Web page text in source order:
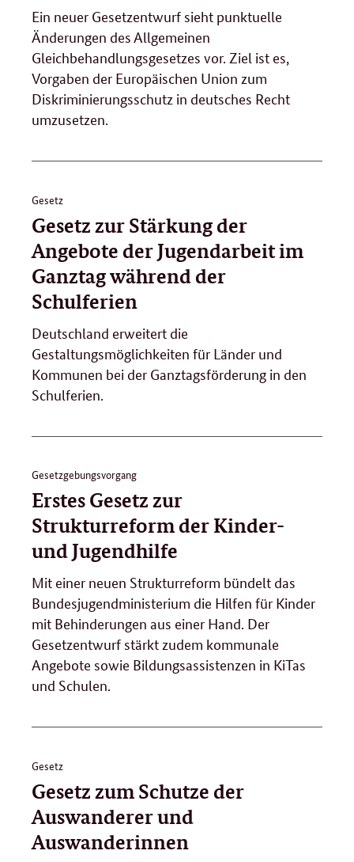
Ein neuer Gesetzentwurf sieht punktuelle
Änderungen des Allgemeinen
Gleichbehandlungsgesetzes vor. Ziel ist es,
Vorgaben der Europäischen Union zum
Diskriminierungsschutz in deutsches Recht
umzusetzen.
Gesetz
Gesetz zur Stärkung der
Angebote der Jugendarbeit im
Ganztag während der
Schulferien
Deutschland erweitert die
Gestaltungsmöglichkeiten für Länder und
Kommunen bei der Ganztagsförderung in den
Schulferien.
Gesetzgebungsvorgang
Erstes Gesetz zur
Strukturreform der Kinder-
und Jugendhilfe
Mit einer neuen Strukturreform bündelt das
Bundesjugendministerium die Hilfen für Kinder
mit Behinderungen aus einer Hand. Der
Gesetzentwurf stärkt zudem kommunale
Angebote sowie Bildungsassistenzen in KiTas
und Schulen.
Gesetz
Gesetz zum Schutze der
Auswanderer und
Auswanderinnen